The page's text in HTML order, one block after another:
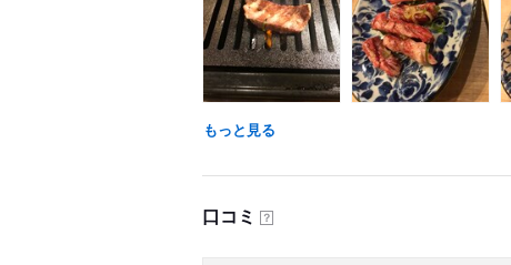
もっと見る
口コミ ？